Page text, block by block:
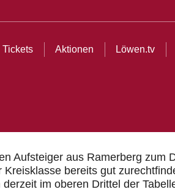
Tickets Aktionen Löwen.tv
Aufsteiger aus Ramerberg
bereits gut
im oberen Drittel der
Löwen.tv Shop Teams